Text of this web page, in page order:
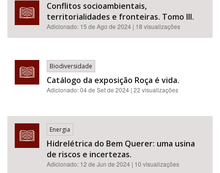
Conflitos socioambientais,
territorialidades e fronteiras. Tomo III.
Adicionado: 15 de Ago de 2024 | 18 visualizações
Biodiversidade
Catálogo da exposição Roça é vida.
Adicionado:04 de Set de 2024 | 22 visualizações
Energia
Hidrelétrica do Bem Querer: uma usina
de riscos e incertezas.
Adicionado: 12 de Jun de 2024 | 10 visualizações